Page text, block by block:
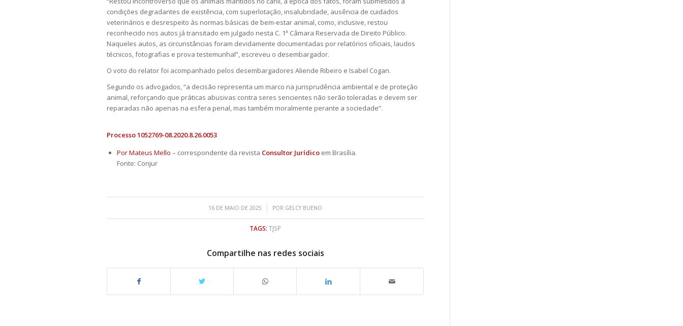
condições degradantes de existência, com superlotação, insalubridade, ausência de cuidados
veterinários e desrespeito às normas básicas de bem-estar animal, como, inclusive, restou
reconhecido nos autos já transitado em julgado nesta C. 1ª Câmara Reservada de Direito Público.
Naqueles autos, as circunstâncias foram devidamente documentadas por relatórios oficiais, laudos
técnicos, fotografias e prova testemunhal”, escreveu o desembargador.
O voto do relator foi acompanhado pelos desembargadores Aliende Ribeiro e Isabel Cogan.
Segundo os advogados, “a decisão representa um marco na jurisprudência ambiental e de proteção
animal, reforçando que práticas abusivas contra seres sencientes não serão toleradas e devem ser
reparadas não apenas na esfera penal, mas também moralmente perante a sociedade”.
Processo 1052769-08.2020.8.26.0053
Por Mateus Mello – correspondente da revista Consultor Jurídico em Brasília.
Fonte: Conjur
16 DE MAIO DE 2025
/ POR GELCY BUENO
TAGS: TJSP
Compartilhe nas redes sociais